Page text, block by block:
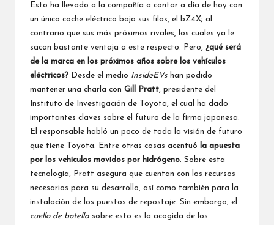
Esto ha llevado a la compañía a contar a día de hoy con
un único coche eléctrico bajo sus filas, el bZ4X; al
contrario que sus más próximos rivales, los cuales ya le
sacan bastante ventaja a este respecto. Pero, ¿qué será
de la marca en los próximos años sobre los vehículos
eléctricos? Desde el medio InsideEVs han podido
mantener una charla con Gill Pratt , presidente del
Instituto de Investigación de Toyota, el cual ha dado
importantes claves sobre el futuro de la firma japonesa.
El responsable habló un poco de toda la visión de futuro
que tiene Toyota. Entre otras cosas acentuó
la apuesta
por los vehículos movidos por hidrógeno . Sobre esta
tecnología, Pratt asegura que cuentan con los recursos
necesarios para su desarrollo, así como también para la
instalación de los puestos de repostaje. Sin embargo, el
cuello de botellasobre esto es la acogida de los